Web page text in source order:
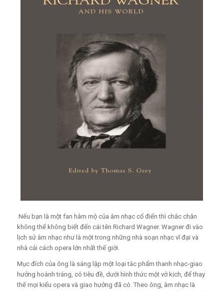
Nếu bạn là một fan hâm mộ của âm nhạc cổ điển thì chắc chắn
không thể không biết đến cái tên Richard Wagner. Wagner đi vào
lịch sử âm nhạc như là một trong những nhà soạn nhạc vĩ đại và
nhà cải cách opera lớn nhất thế giới.
Mục đích của ông là sáng lập một loại tác phẩm thanh nhạc-giao
hưởng hoành tráng, có tiêu đề, dưới hình thức một vở kịch, để thay
thế mọi kiểu opera và giao hưởng đã có. Theo ông, âm nhạc là